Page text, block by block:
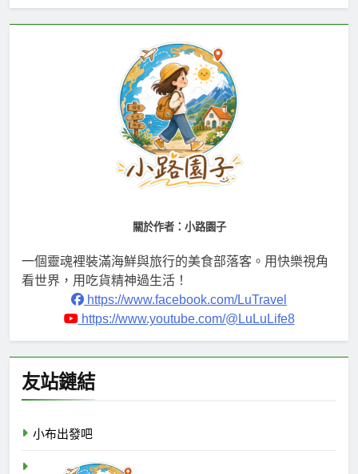
關於作者：小路園子
一個靈魂裡裝滿海鮮與旅行的美食部落客。用快樂視角
看世界，用吃貨精神過生活！
https://www.facebook.com/LuTravel
https://www.youtube.com/@LuLuLife8
友站鏈結
小布出發吧